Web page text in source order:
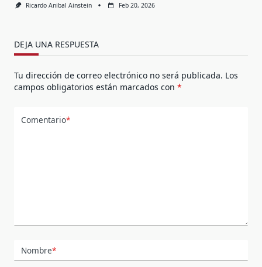
Ricardo Anibal Ainstein Feb 20, 2026
DEJA UNA RESPUESTA
Tu dirección de correo electrónico no será publicada. Los
campos obligatorios están marcados con *
Comentario*
Nombre*